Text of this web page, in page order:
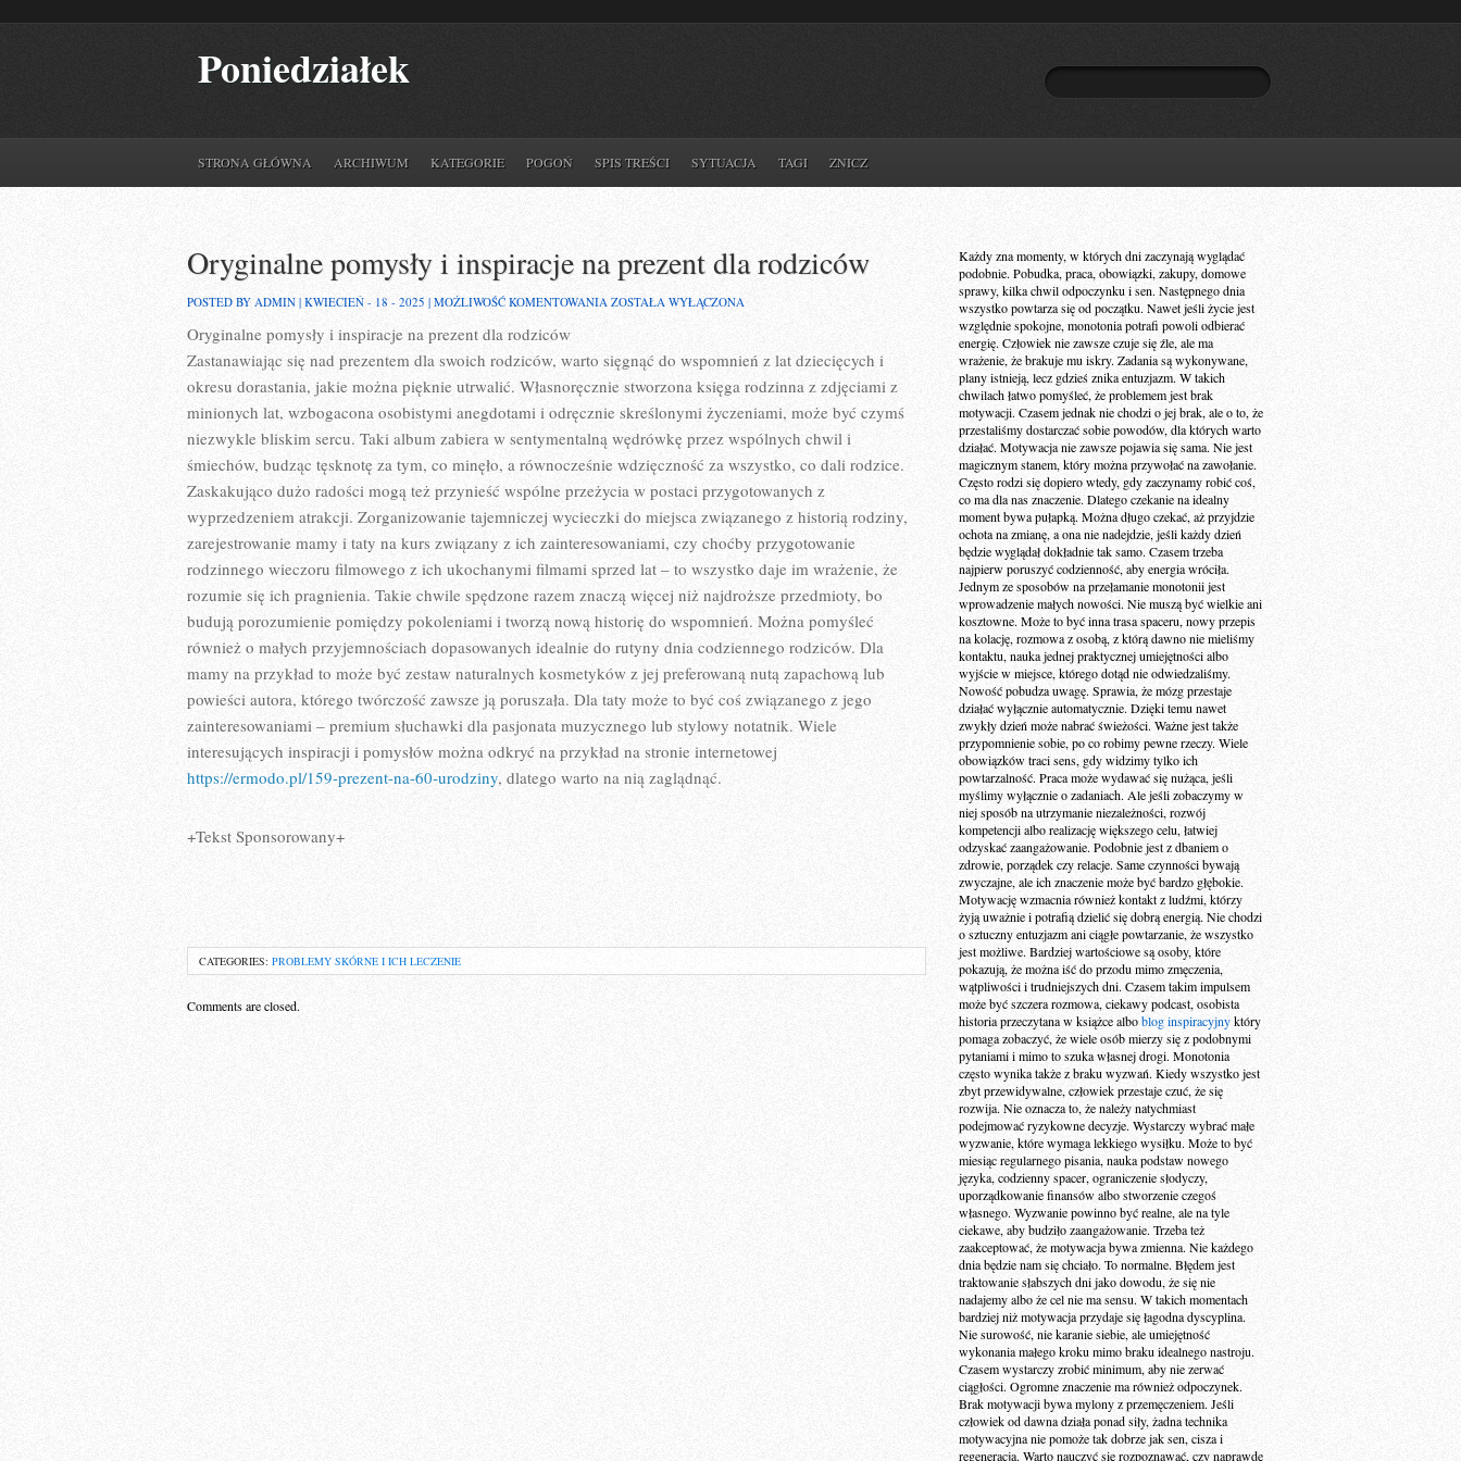
Poniedziałek
STRONA GŁÓWNA ARCHIWUM KATEGORIE POGOŃ SPIS TREŚCI SYTUACJA TAGI ZNICZ
Oryginalne pomysły i inspiracje na prezent dla rodziców
POSTED BY ADMIN | KWIECIEŃ - 18 - 2025 | MOŻLIWOŚĆ KOMENTOWANIA ORYGINALNE
NA
PREZENT
RODZICÓW
ZOSTAŁA WYŁĄCZONA
Oryginalne pomysły i inspiracje na prezent dla rodziców
Zastanawiając się nad prezentem dla swoich rodziców, warto sięgnąć do wspomnień z lat dziecięcych i
okresu dorastania, jakie można pięknie utrwalić. Własnoręcznie stworzona księga rodzinna z zdjęciami z
minionych lat, wzbogacona osobistymi anegdotami i odręcznie skreślonymi życzeniami, może być czymś
niezwykle bliskim sercu. Taki album zabiera w sentymentalną wędrówkę przez wspólnych chwil i
śmiechów, budząc tęsknotę za tym, co minęło, a równocześnie wdzięczność za wszystko, co dali rodzice.
Zaskakująco dużo radości mogą też przynieść wspólne przeżycia w postaci przygotowanych z
wyprzedzeniem atrakcji. Zorganizowanie tajemniczej wycieczki do miejsca związanego z historią rodziny,
zarejestrowanie mamy i taty na kurs związany z ich zainteresowaniami, czy choćby przygotowanie
rodzinnego wieczoru filmowego z ich ukochanymi filmami sprzed lat – to wszystko daje im wrażenie, że
rozumie się ich pragnienia. Takie chwile spędzone razem znaczą więcej niż najdroższe przedmioty, bo
budują porozumienie pomiędzy pokoleniami i tworzą nową historię do wspomnień. Można pomyśleć
również o małych przyjemnościach dopasowanych idealnie do rutyny dnia codziennego rodziców. Dla
mamy na przykład to może być zestaw naturalnych kosmetyków z jej preferowaną nutą zapachową lub
powieści autora, którego twórczość zawsze ją poruszała. Dla taty może to być coś związanego z jego
zainteresowaniami – premium słuchawki dla pasjonata muzycznego lub stylowy notatnik. Wiele
interesujących inspiracji i pomysłów można odkryć na przykład na stronie internetowej
https://ermodo.pl/159-prezent-na-60-urodziny, dlatego warto na nią zaglądnąć.
+Tekst Sponsorowany+
CATEGORIES: PROBLEMY SKÓRNE I ICH LECZENIE
Comments are closed.
Każdy zna momenty, w których dni zaczynają wyglądać
podobnie. Pobudka, praca, obowiązki, zakupy, domowe
sprawy, kilka chwil odpoczynku i sen. Następnego dnia
wszystko powtarza się od początku. Nawet jeśli życie jest
względnie spokojne, monotonia potrafi powoli odbierać
energię. Człowiek nie zawsze czuje się źle, ale ma
wrażenie, że brakuje mu iskry. Zadania są wykonywane,
plany istnieją, lecz gdzieś znika entuzjazm. W takich
chwilach łatwo pomyśleć, że problemem jest brak
motywacji. Czasem jednak nie chodzi o jej brak, ale o to, że
przestaliśmy dostarczać sobie powodów, dla których warto
działać. Motywacja nie zawsze pojawia się sama. Nie jest
magicznym stanem, który można przywołać na zawołanie.
Często rodzi się dopiero wtedy, gdy zaczynamy robić coś,
co ma dla nas znaczenie. Dlatego czekanie na idealny
moment bywa pułapką. Można długo czekać, aż przyjdzie
ochota na zmianę, a ona nie nadejdzie, jeśli każdy dzień
będzie wyglądał dokładnie tak samo. Czasem trzeba
najpierw poruszyć codzienność, aby energia wróciła.
Jednym ze sposobów na przełamanie monotonii jest
wprowadzenie małych nowości. Nie muszą być wielkie ani
kosztowne. Może to być inna trasa spaceru, nowy przepis
na kolację, rozmowa z osobą, z którą dawno nie mieliśmy
kontaktu, nauka jednej praktycznej umiejętności albo
wyjście w miejsce, którego dotąd nie odwiedzaliśmy.
Nowość pobudza uwagę. Sprawia, że mózg przestaje
działać wyłącznie automatycznie. Dzięki temu nawet
zwykły dzień może nabrać świeżości. Ważne jest także
przypomnienie sobie, po co robimy pewne rzeczy. Wiele
obowiązków traci sens, gdy widzimy tylko ich
powtarzalność. Praca może wydawać się nużąca, jeśli
myślimy wyłącznie o zadaniach. Ale jeśli zobaczymy w
niej sposób na utrzymanie niezależności, rozwój
kompetencji albo realizację większego celu, łatwiej
odzyskać zaangażowanie. Podobnie jest z dbaniem o
zdrowie, porządek czy relacje. Same czynności bywają
zwyczajne, ale ich znaczenie może być bardzo głębokie.
Motywację wzmacnia również kontakt z ludźmi, którzy
żyją uważnie i potrafią dzielić się dobrą energią. Nie chodzi
o sztuczny entuzjazm ani ciągłe powtarzanie, że wszystko
jest możliwe. Bardziej wartościowe są osoby, które
pokazują, że można iść do przodu mimo zmęczenia,
wątpliwości i trudniejszych dni. Czasem takim impulsem
może być szczera rozmowa, ciekawy podcast, osobista
historia przeczytana w książce alboblog inspiracyjnyktóry
pomaga zobaczyć, że wiele osób mierzy się z podobnymi
pytaniami i mimo to szuka własnej drogi. Monotonia
często wynika także z braku wyzwań. Kiedy wszystko jest
zbyt przewidywalne, człowiek przestaje czuć, że się
rozwija. Nie oznacza to, że należy natychmiast
podejmować ryzykowne decyzje. Wystarczy wybrać małe
wyzwanie, które wymaga lekkiego wysiłku. Może to być
miesiąc regularnego pisania, nauka podstaw nowego
języka, codzienny spacer, ograniczenie słodyczy,
uporządkowanie finansów albo stworzenie czegoś
własnego. Wyzwanie powinno być realne, ale na tyle
ciekawe, aby budziło zaangażowanie. Trzeba też
zaakceptować, że motywacja bywa zmienna. Nie każdego
dnia będzie nam się chciało. To normalne. Błędem jest
traktowanie słabszych dni jako dowodu, że się nie
nadajemy albo że cel nie ma sensu. W takich momentach
bardziej niż motywacja przydaje się łagodna dyscyplina.
Nie surowość, nie karanie siebie, ale umiejętność
wykonania małego kroku mimo braku idealnego nastroju.
Czasem wystarczy zrobić minimum, aby nie zerwać
ciągłości. Ogromne znaczenie ma również odpoczynek.
Brak motywacji bywa mylony z przemęczeniem. Jeśli
człowiek od dawna działa ponad siły, żadna technika
motywacyjna nie pomoże tak dobrze jak sen, cisza i
regeneracja. Warto nauczyć się rozpoznawać, czy naprawdę